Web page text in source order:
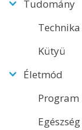
Tudomány
Technika
Kütyü
Életmód
Program
Egészség